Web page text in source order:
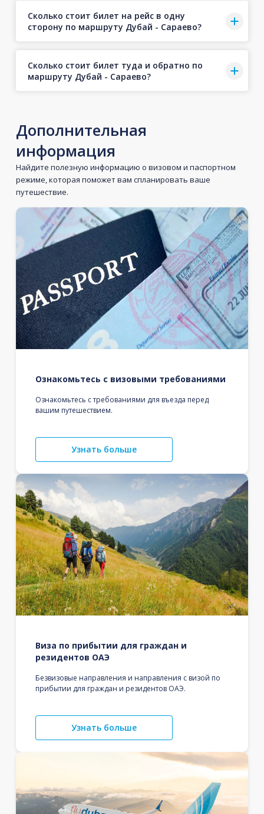
Сколько стоит билет на рейс в одну
сторону по маршруту Дубай - Сараево?
Сколько стоит билет туда и обратно по
маршруту Дубай - Сараево?
Дополнительная
информация
Найдите полезную информацию о визовом и паспортном
режиме, которая поможет вам спланировать ваше
путешествие.
Ознакомьтесь с визовыми требованиями
Ознакомьтесь с требованиями для въезда перед
вашим путешествием.
Узнать больше
Виза по прибытии для граждан и
резидентов ОАЭ
Безвизовые направления и направления с визой по
прибытии для граждан и резидентов ОАЭ.
Узнать больше